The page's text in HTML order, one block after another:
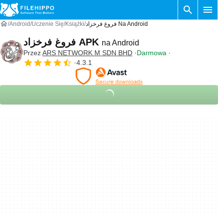
Android Uczenie Się Książki فروغ فرخزاد Na Android
فروغ فرخزاد APK na Android
PrzezARS NETWORK M SDN BHD
Darmowa
4.3.1